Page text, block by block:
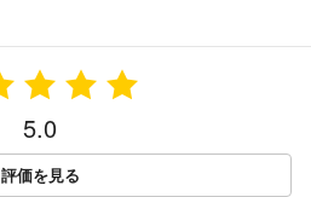
5.0
評価を見る